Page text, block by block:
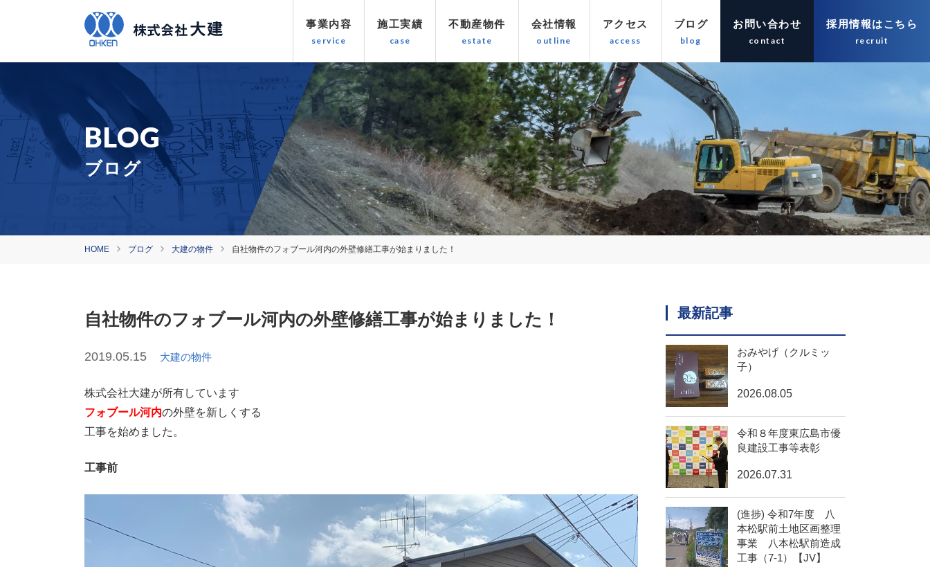
事業内容 施工実績 不動産物件 会社情報 アクセス ブログ お問い合わせ 採用情報はこちら
ブログ
HOME ブログ 大建の物件 自社物件のフォブール河内の外壁修繕工事が始まりました！
自社物件のフォブール河内の外壁修繕工事が始まりました！
2019.05.15 大建の物件
株式会社大建が所有しています
フォブール河内の外壁を新しくする
工事を始めました。
工事前
最新記事
おみやげ（クルミッ
子）
2026.08.05
令和８年度東広島市優
良建設工事等表彰
2026.07.31
(進捗) 令和7年度 八
本松駅前土地区画整理
事業 八本松駅前造成
工事（7-1）【JV】